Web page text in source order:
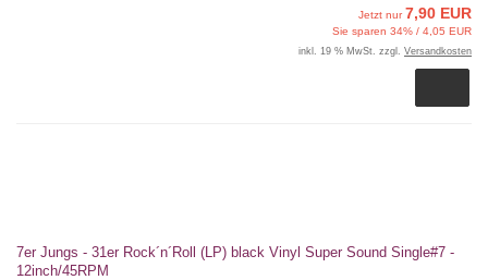
Jetzt nur7,90 EUR
Sie sparen 34% / 4,05 EUR
inkl. 19 % MwSt. zzgl. Versandkosten
7er Jungs - 31er Rock´n´Roll (LP) black Vinyl Super Sound Single#7 -
12inch/45RPM